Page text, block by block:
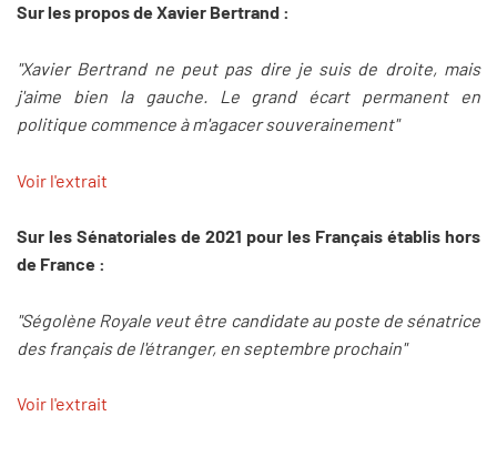
Sur les propos de Xavier Bertrand :
"Xavier Bertrand ne peut pas dire je suis de droite, mais
j'aime bien la gauche. Le grand écart permanent en
politique commence à m'agacer souverainement"
Voir l'extrait
Sur les Sénatoriales de 2021 pour les Français établis hors
de France :
"Ségolène Royale veut être candidate au poste de sénatrice
des français de l'étranger, en septembre prochain"
Voir l'extrait